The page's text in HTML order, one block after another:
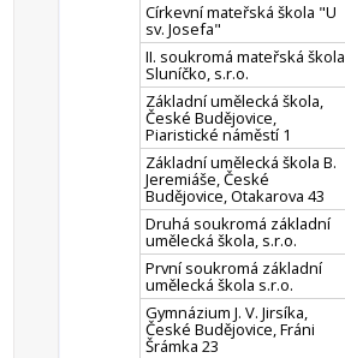
Církevní mateřská škola "U
sv. Josefa"
II. soukromá mateřská škola
Sluníčko, s.r.o.
Základní umělecká škola,
České Budějovice,
Piaristické náměstí 1
Základní umělecká škola B.
Jeremiáše, České
Budějovice, Otakarova 43
Druhá soukromá základní
umělecká škola, s.r.o.
První soukromá základní
umělecká škola s.r.o.
Gymnázium J. V. Jirsíka,
České Budějovice, Fráni
Šrámka 23